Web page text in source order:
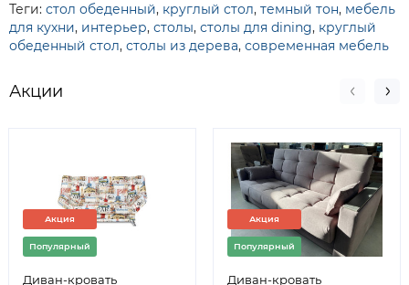
Теги: стол обеденный, круглый стол, темный тон, мебель
для кухни, интерьер, столы, столы для dining, круглый
обеденный стол, столы из дерева, современная мебель
Акции
Акция
Популярный
Диван-кровать
Акция
Популярный
Диван-кровать